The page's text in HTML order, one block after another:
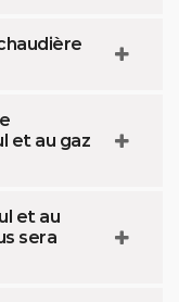
et au gaz
et au
sera